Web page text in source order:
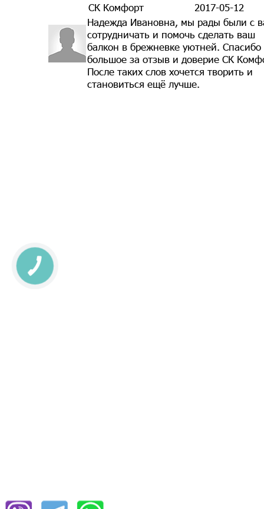
СК Комфорт
2017-05-12
Надежда Ивановна, мы рады были с
сотрудничать и помочь сделать ваш
балкон в брежневке уютней.
большое за отзыв и доверие СК
После таких слов хочется творить и
становиться ещё лучше.